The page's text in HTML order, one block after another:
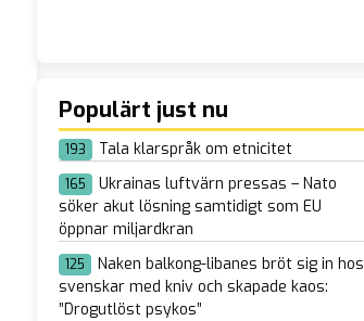
Populärt just nu
193 Tala klarspråk om etnicitet
165
Ukrainas luftvärn pressas – Nato
söker akut lösning samtidigt som EU
öppnar miljardkran
125
Naken balkong-libanes bröt sig in hos
svenskar med kniv och skapade kaos:
”Drogutlöst psykos”